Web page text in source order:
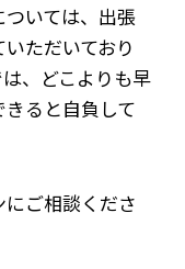
いては、出張
ただいており
、どこよりも早
ると自負して
ご相談くださ